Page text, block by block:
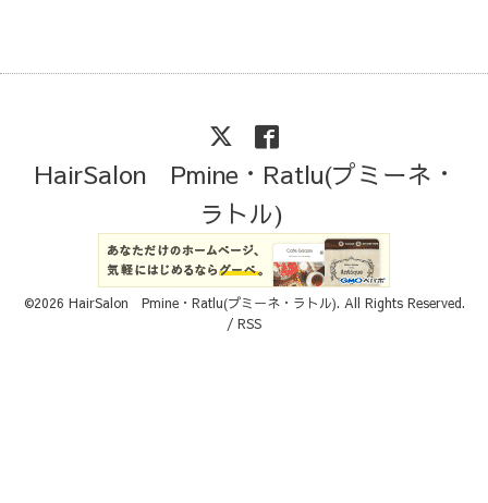
HairSalon Pmine・Ratlu(プミーネ・
ラトル)
©2026 HairSalon Pmine・Ratlu(プミーネ・ラトル). All Rights Reserved.
/ RSS